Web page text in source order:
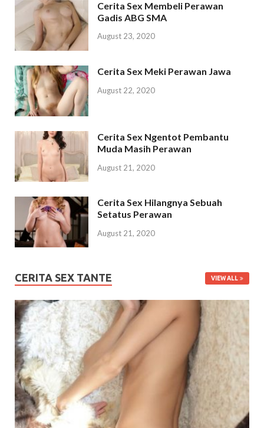
Cerita Sex Membeli Perawan
Gadis ABG SMA
August 23, 2020
Cerita Sex Meki Perawan Jawa
August 22, 2020
Cerita Sex Ngentot Pembantu
Muda Masih Perawan
August 21, 2020
Cerita Sex Hilangnya Sebuah
Setatus Perawan
August 21, 2020
CERITA SEX TANTE VIEW ALL